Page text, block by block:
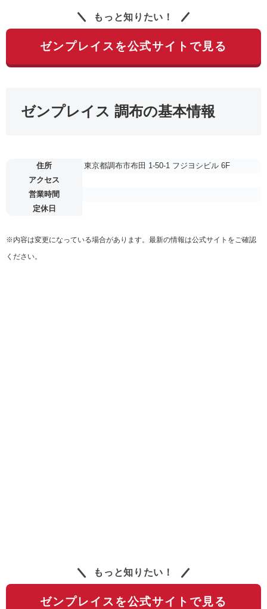
もっと知りたい！
ゼンプレイスを公式サイトで見る
ゼンプレイス 調布の基本情報
住所
東京都調布市布田 1-50-1 フジヨシビル 6F
アクセス
営業時間
定休日
※内容は変更になっている場合があります。最新の情報は公式サイトをご確認
ください。
もっと知りたい！
ゼンプレイスを公式サイトで見る